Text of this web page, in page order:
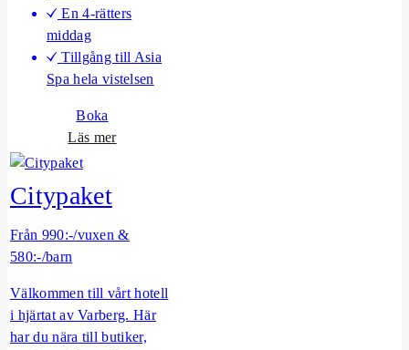
En 4-rätters
middag
Tillgång till Asia
Spa hela vistelsen
Boka
Läs mero
m
r
l
y
Citypaket
Från 990:-/vuxen &
580:-/barn
Välkommen till vårt hotell
i hjärtat av Varberg. Här
har du nära till butiker,